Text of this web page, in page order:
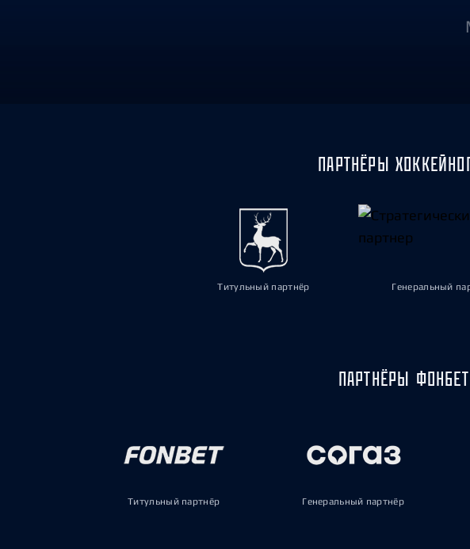
ПАРТНЁРЫ
Титульный партнёр Генеральный
ПАРТНЁРЫ
Титульный партнёр Генеральный партнёр